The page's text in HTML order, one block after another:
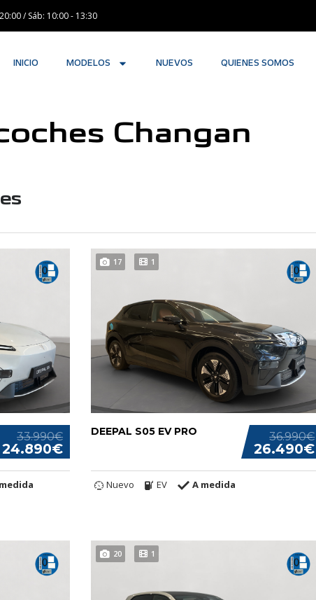
/ Sáb: 10:00 - 13:30
INICIO MODELOS NUEVOS QUIENES SOMOS
Changan
33.990€
24.890€
17 1
36.990€
26.490€
DEEPAL S05 EV PRO
Nuevo EV A medida
20 1